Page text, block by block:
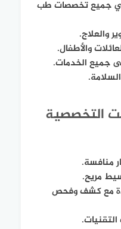
جميع تخصصات طب
والعلاج.
والأطفال.
جميع الخدمات.
التخصصية
منافسة.
مريح.
مع كشف وفحص